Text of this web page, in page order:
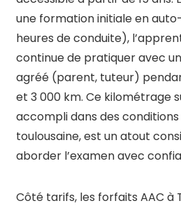
une formation initiale en
heures de conduite),
continue de pratiquer avec
agréé (parent, tuteur)
et 3 000 km. Ce kilométrage
accompli dans des
toulousaine, est un atout
aborder l’examen avec
Côté tarifs, les forfaits AAC à